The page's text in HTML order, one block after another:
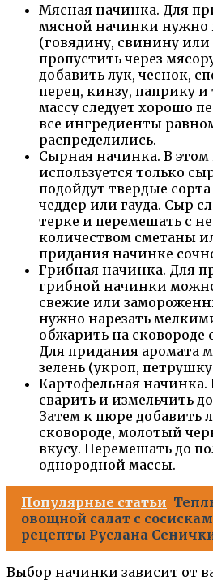
Мясная начинка. Для
мясной начинки нужно
(говядину, свинину или
пропустить через
добавить лук, чеснок,
перец, кинзу, паприку
массу следует хорошо
все ингредиенты
распределились.
Сырная начинка. В
используется только
подойдут твердые
чеддер или гауда. Сыр
терке и перемешать с
количеством сметаны
придания начинке
Грибная начинка. Для
грибной начинки
свежие или
нужно нарезать
обжарить на сковороде
Для придания аромата
зелень (укроп,
Картофельная
сварить и измельчить
Затем к пюре добавить
сковороде, молотый
вкусу. Перемешать до
однородной массы.
Популярные статьи
овощной салат с
рецепты Руслана
Выбор начинки зависит от